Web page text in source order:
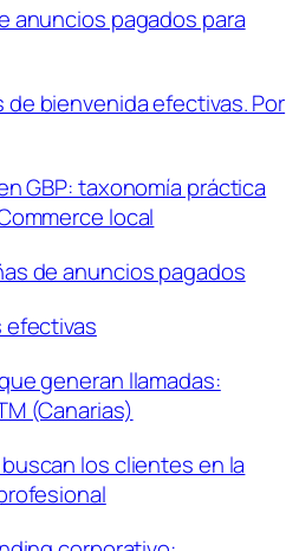
anuncios pagados para
de bienvenida efectivas. Por
GBP: taxonomía práctica
local
de anuncios pagados
generan llamadas:
(Canarias)
los clientes en la